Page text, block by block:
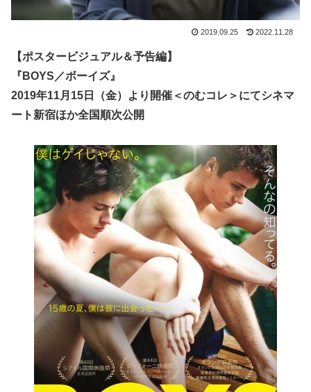
2019.09.25 2022.11.28
【ポスタービジュアル＆予告編】
『BOYS／ボーイズ』
2019年11月15日（金）より開催＜のむコレ＞にてシネマ
ート新宿ほか全国順次公開